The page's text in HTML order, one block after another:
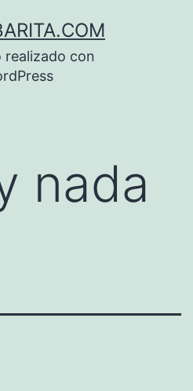
realizado con
nada